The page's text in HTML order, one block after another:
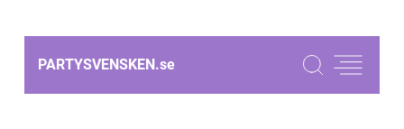
PARTYSVENSKEN.se